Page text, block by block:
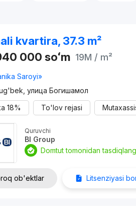
kvartira, 37.3 m²
000 soʻm 19M / m²
Saroyi»
улица Богишамол
18% To'lov rejasi
Quruvchi
BI Group
Domtut tomonidan
ob'ektlar Litsenziyasi